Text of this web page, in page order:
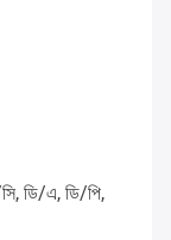
সি, ডি/এ, ডি/পি,